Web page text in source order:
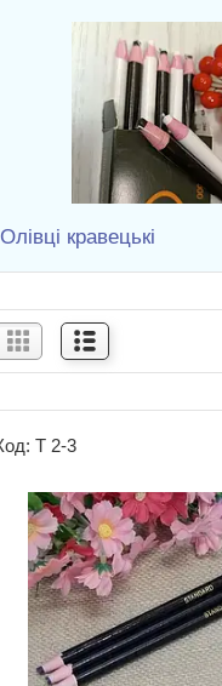
Олівці кравецькі
Т 2-3